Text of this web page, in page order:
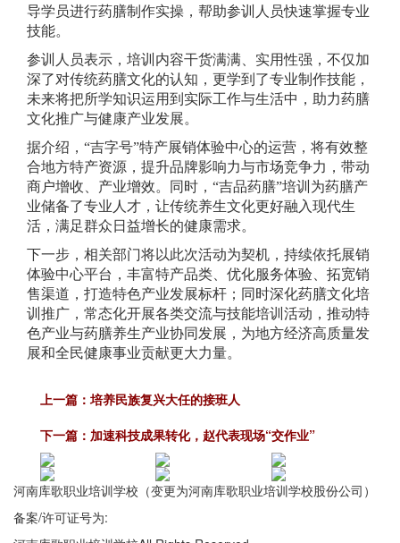
导学员进行药膳制作实操，帮助参训人员快速掌握专业
技能。
参训人员表示，培训内容干货满满、实用性强，不仅加
深了对传统药膳文化的认知，更学到了专业制作技能，
未来将把所学知识运用到实际工作与生活中，助力药膳
文化推广与健康产业发展。
据介绍，“吉字号”特产展销体验中心的运营，将有效整
合地方特产资源，提升品牌影响力与市场竞争力，带动
商户增收、产业增效。同时，“吉品药膳”培训为药膳产
业储备了专业人才，让传统养生文化更好融入现代生
活，满足群众日益增长的健康需求。
下一步，相关部门将以此次活动为契机，持续依托展销
体验中心平台，丰富特产品类、优化服务体验、拓宽销
售渠道，打造特色产业发展标杆；同时深化药膳文化培
训推广，常态化开展各类交流与技能培训活动，推动特
色产业与药膳养生产业协同发展，为地方经济高质量发
展和全民健康事业贡献更大力量。
上一篇：培养民族复兴大任的接班人
下一篇： 加速科技成果转化，赵代表现场“交作业”
河南库歌职业培训学校（变更为河南库歌职业培训学校股份公司 ）
备案/许可证号为: